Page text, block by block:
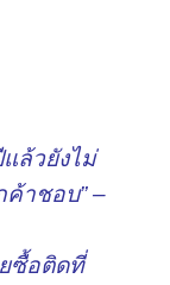
ล้วยังไม่
ค้าชอบ” –
ซื้อติดที่